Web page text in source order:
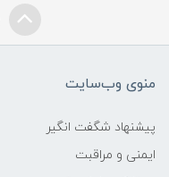
منوی وب‌سایت
پیشنهاد شگفت انگیر
ایمنی و مراقبت